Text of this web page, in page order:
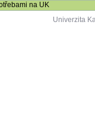
na UK
Univerzita